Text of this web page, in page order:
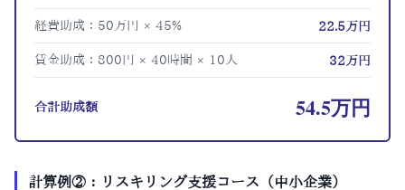
経費助成：50万円 × 45% 22.5万円
賃金助成：800円 × 40時間 × 10人 32万円
合計助成額 54.5万円
計算例②：リスキリング支援コース（中小企業）